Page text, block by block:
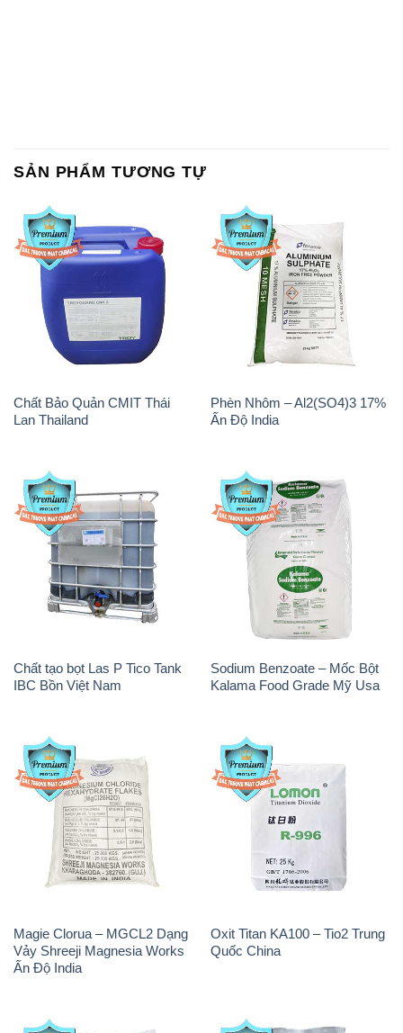
Chất Bảo Quản CMIT Thái
Lan Thailand
Phèn Nhôm – Al2(SO4)3 17%
Ấn Độ India
Chất tạo bọt Las P Tico Tank
IBC Bồn Việt Nam
Sodium Benzoate – Mốc Bột
Kalama Food Grade Mỹ Usa
Magie Clorua – MGCL2 Dạng
Vảy Shreeji Magnesia Works
Ấn Độ India
Oxit Titan KA100 – Tio2 Trung